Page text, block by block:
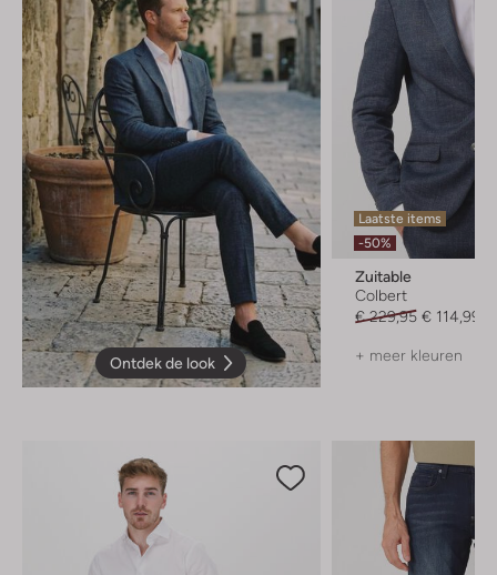
Ontdek de look
Laatste items
-50%
Zuitable
Colbert
€ 229,95 € 114,99
+ meer kleuren